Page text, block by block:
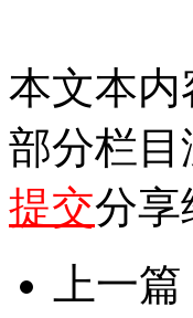
本文本
部分栏
提交分享
上一篇